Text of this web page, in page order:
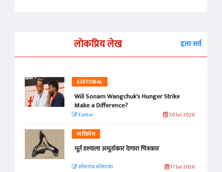
लोकप्रिय लेख इतर सर्व
EDITORIAL
Will Sonam Wangchuk's Hunger Strike
Make a Difference?
Editor 20 Jul 2026
व्यक्तिवेध
मूर्त दृश्याला अमूर्ताकार देणारा चित्रकार
सोमनाथ कोमरपंत 17 Jul 2026